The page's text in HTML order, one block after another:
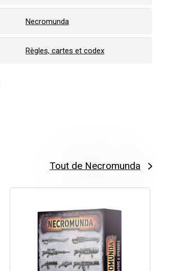
Necromunda
Règles, cartes et codex
Tout de Necromunda